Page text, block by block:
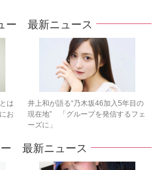
ー 最新ニュース
は
お
井上和が語る“乃木坂46加入5年目の
現在地” 「グループを発信するフェ
ーズに」
ー 最新ニュース